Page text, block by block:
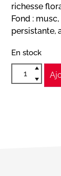
richesse
Fond :
persistante,
En stock